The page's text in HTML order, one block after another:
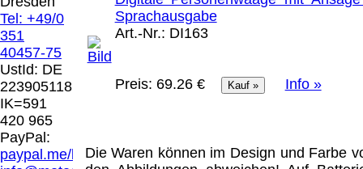
Tel: +49/0
351
40457-75
UstId: DE
223905118
IK=591
420 965
PayPal:
paypal.me/blindenhilfsmittel
Sprachausgabe
Art.-Nr.: DI163
Preis: 69.26 € Info »
Die Waren können im Design und Farbe
Firmen. Preisänderungen, Irrtümer und
technische Änderungen vorbehalten.
letzte Änderung: 13. Juli 2026 Blinden
Hilfsmittel Vertrieb Dresden,
Mit einem Urteil vom 12.05.1998 - 312 O
85/98 - Haftung für Links hat das Landgericht
Hamburg entschieden, dass man durch die
Anbringung eines Links, die Inhalte der
gelinkten Seite ggf. mit zu verantworten hat.